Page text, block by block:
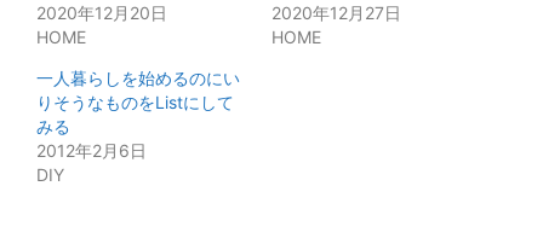
2020年12月20日
HOME
2020年12月27日
HOME
一人暮らしを始めるのにい
りそうなものをListにして
みる
2012年2月6日
DIY